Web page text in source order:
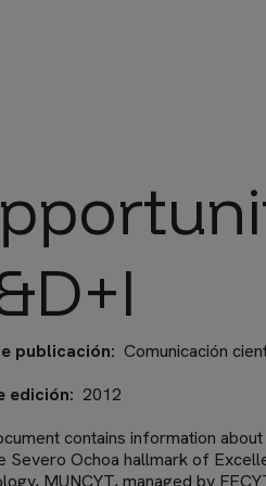
publicación
Comunicación
edición
2012
contains information
Severo Ochoa hallmark of
MUNCYT, managed by